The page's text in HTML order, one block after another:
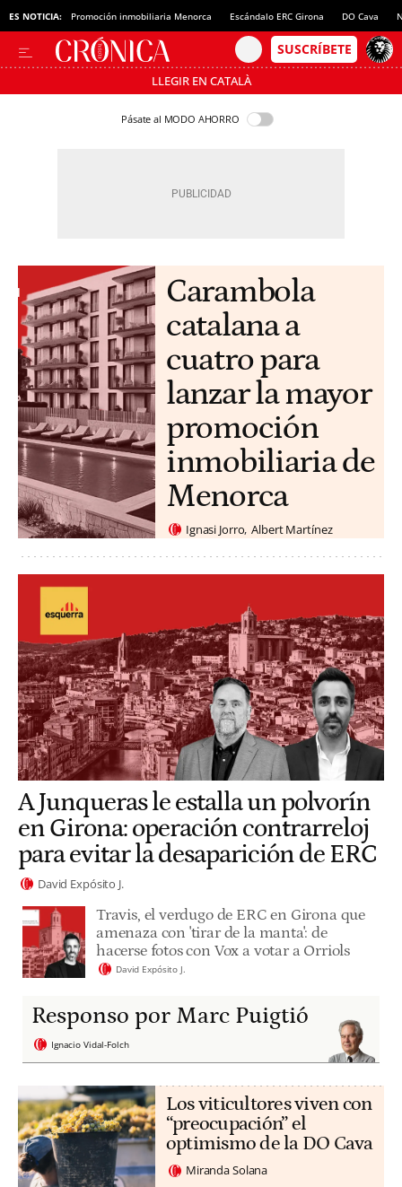
ES NOTICIA: Promoción inmobiliaria Menorca Escándalo ERC Girona DO Cava
LLEGIR EN CATALÀ
Pásate al MODO AHORRO
Carambola
catalana a
cuatro para
lanzar la mayor
promoción
inmobiliaria de
Menorca
Ignasi Jorro Albert Martínez
A Junqueras le estalla un polvorín
en Girona: operación contrarreloj
para evitar la desaparición de ERC
David Expósito J.
Travis, el verdugo de ERC en Girona que
amenaza con 'tirar de la manta': de
hacerse fotos con Vox a votar a Orriols
David Expósito J.
Responso por Marc Puigtió
Ignacio Vidal-Folch
Los viticultores viven con
“preocupación” el
optimismo de la DO Cava
Miranda Solana